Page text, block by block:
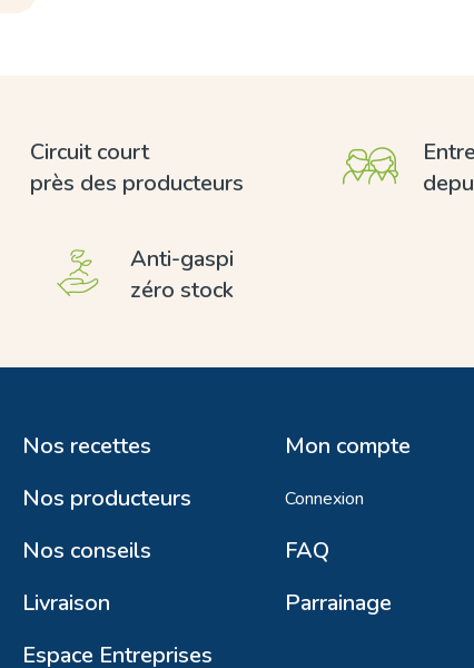
Circuit court
près des producteurs
Anti-gaspi
zéro stock
Nos recettes
Nos producteurs
Nos conseils
Livraison
Espace Entreprises
Mon compte
Connexion
FAQ
Parrainage